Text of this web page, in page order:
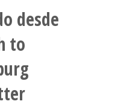
desde
to